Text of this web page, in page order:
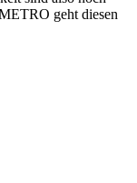
geht diesen